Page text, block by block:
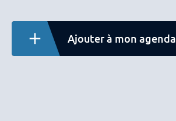
Ajouter à mon agenda